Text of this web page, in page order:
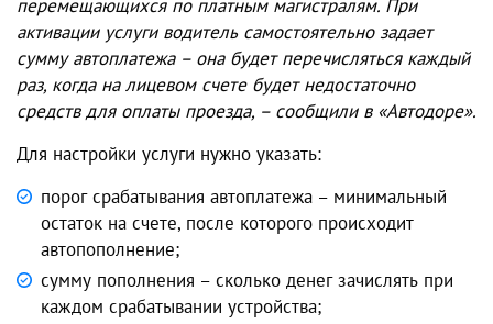
перемещающихся по платным магистралям. При
активации услуги водитель самостоятельно задает
сумму автоплатежа – она будет перечисляться каждый
раз, когда на лицевом счете будет недостаточно
средств для оплаты проезда, – сообщили в «Автодоре».
Для настройки услуги нужно указать:
порог срабатывания автоплатежа – минимальный
остаток на счете, после которого происходит
автопополнение;
сумму пополнения – сколько денег зачислять при
каждом срабатывании устройства;